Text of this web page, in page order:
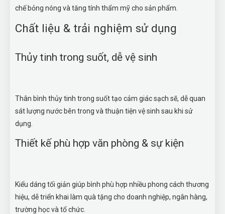
chế bỏng nóng và tăng tính thẩm mỹ cho sản phẩm.
Chất liệu & trải nghiệm sử dụng
Thủy tinh trong suốt, dễ vệ sinh
Thân bình thủy tinh trong suốt tạo cảm giác sạch sẽ, dễ quan
sát lượng nước bên trong và thuận tiện vệ sinh sau khi sử
dụng.
Thiết kế phù hợp văn phòng & sự kiện
Kiểu dáng tối giản giúp bình phù hợp nhiều phong cách thương
hiệu, dễ triển khai làm quà tặng cho doanh nghiệp, ngân hàng,
trường học và tổ chức.